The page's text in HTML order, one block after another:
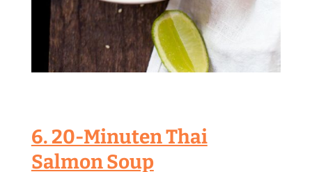
6. 20-Minuten Thai
Salmon Soup